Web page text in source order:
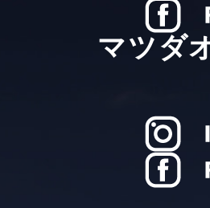
マツダ